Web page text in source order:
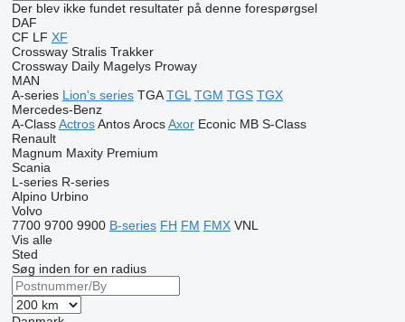
Der blev ikke fundet resultater på denne forespørgsel
DAF
CF LF XF
Crossway Stralis Trakker
Crossway Daily Magelys Proway
MAN
A-series Lion's series TGA TGL TGM TGS TGX
Mercedes-Benz
A-Class Actros Antos Arocs Axor Econic MB S-Class
Renault
Magnum Maxity Premium
Scania
L-series R-series
Alpino Urbino
Volvo
7700 9700 9900 B-series FH FM FMX VNL
Vis alle
Sted
Søg inden for en radius